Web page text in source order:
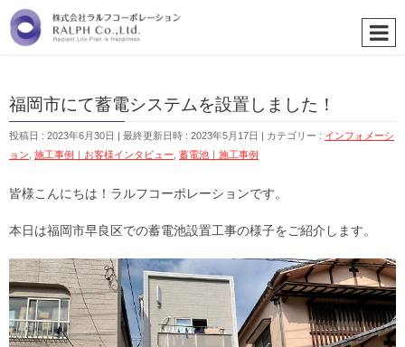
福岡市にて蓄電システムを設置しました！
投稿日 : 2023年6月30日 最終更新日時 : 2023年5月17日 カテゴリー : インフォメーシ
ョン 施工事例｜お客様インタビュー 蓄電池｜施工事例
皆様こんにちは！ラルフコーポレーションです。
本日は福岡市早良区での蓄電池設置工事の様子をご紹介します。